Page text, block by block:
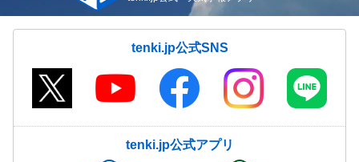
tenki.jp公式SNS
tenki.jp公式アプリ